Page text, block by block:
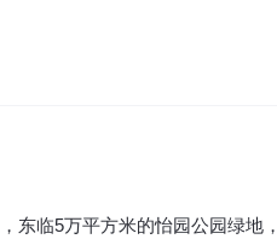
东临5万平方米的怡园公园绿